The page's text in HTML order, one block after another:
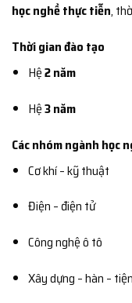
học nghề thực tiễn,
Thời gian đào tạo
Hệ2 năm
Hệ3 năm
Các nhóm ngành học
Cơ khí – kỹ thuật
Điện – điện tử
Công nghệ ô tô
Xây dựng – hàn – tiện